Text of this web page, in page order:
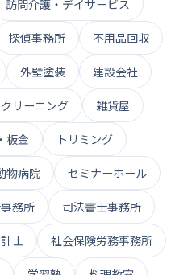
訪問介護・デイサービス
探偵事務所 不用品回収
外壁塗装 建設会社
リーニング 雑貨屋
板金 トリミング
物病院 セミナーホール
務所 司法書士事務所
士 社会保険労務事務所